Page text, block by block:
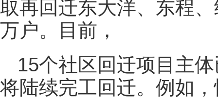
取再回迁东大洋、东程
万户。目前，
15个社区回迁项目主
将陆续完工回迁。例如